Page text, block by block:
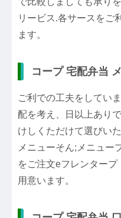
リービス.各サースをご
ます。
コープ 宅配弁当
ご利での工夫をしてい
配を考え、日以上あり
けしくただけて選びい
メニューそん;メニュー
をご注文eフレンター
用意います。